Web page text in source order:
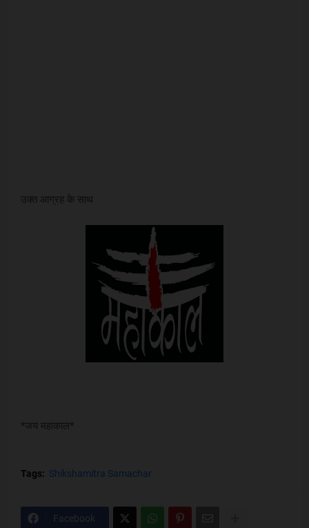
उक्त आग्रह के साथ
*जय महाकाल*
Tags: Shikshamitra Samachar
Facebook